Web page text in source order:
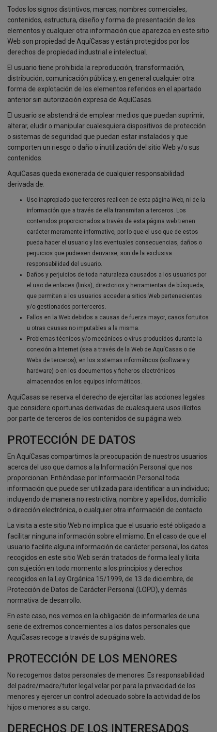
Todos los signos distintivos, marcas, nombres comerciales,
contenidos, estructura, diseño y forma de presentación de los
elementos y cualquier otra información que aparezca en este sitio
Web son propiedad de AquíCasas y están protegidos por los
derechos de propiedad industrial e intelectual.
El usuario tiene prohibida la reproducción, transformación,
distribución, comunicación pública y, en general cualquier otra
forma de explotación de los elementos referidos en el apartado
anterior sin autorización expresa de AquíCasas.
El usuario se abstendrá de emplear medios que puedan suprimir,
alterar, eludir o manipular cualesquiera dispositivos de protección
o sistemas de seguridad que puedan estar instalados y que
comporten un riesgo o daño o inutilización del sitio Web y/o sus
contenidos.
AquíCasas queda exonerada de cualquier responsabilidad
derivada de:
Uso inapropiado que terceros realicen de esta página Web, ni de la
información que a través de ella transmitan a terceros. Los
contenidos proporcionados a través de esta página web tienen
carácter meramente informativo, por lo que el uso que de estos
pueda hacer el usuario y las eventuales consecuencias, daños o
perjuicios que pudiesen derivarse, son de la exclusiva
responsabilidad del usuario.
Daños y perjuicios de toda naturaleza causados a los usuarios por
el uso de enlaces (links), directorios y herramientas de búsqueda,
que permiten a los usuarios acceder a sitios Web pertenecientes
y/o gestionados por terceros.
Fallos en la Web debidos a causas de fuerza mayor, casos fortuitos
u otras causas no imputables a la misma.
Problemas técnicos y/o mecánicos o virus producidos durante la
conexión a Internet (sea a través de la Web de AquíCasas o de
Webs de terceros), en los sistemas informáticos (software y
hardware) o en los documentos y ficheros electrónicos
almacenados en los equipos informáticos.
AquíCasas se reserva el derecho de ejercitar las acciones legales
que considere oportunas derivadas de cualesquiera usos ilícitos
por parte de terceros de los contenidos de su página web.
PROTECCIÓN DE DATOS
En AquíCasas compartimos la preocupación de nuestros usuarios
acerca del uso que damos a la Información Personal que nos
proporcionan. Entiéndase por Información Personal toda
información que puede ser utilizada para identificar a un individuo;
incluyendo de manera no restrictiva, nombre y apellidos, domicilio
o dirección electrónica, o cualquier otra información de contacto.
La visita a este sitio Web no implica que el usuario esté obligado a
facilitar ninguna información sobre el mismo. En el caso de que el
usuario facilite alguna información de carácter personal, los datos
recogidos en este sitio Web serán tratados de forma leal y lícita
con sujeción en todo momento a los principios y derechos
recogidos en la Ley Orgánica 15/1999, de 13 de diciembre, de
Protección de Datos de Carácter Personal (LOPD), y demás
normativa de desarrollo.
En este caso, nos vemos en la obligación de informarles de una
serie de extremos concernientes a los datos personales que
AquíCasas recoge a través de su página web.
PROTECCIÓN DE LOS MENORES
No recogemos datos personales de menores. Es responsabilidad
del padre/madre/tutor legal velar por para la privacidad de los
menores y ejercer un control adecuado sobre la actividad de los
hijos o menores a su cargo.
DERECHOS DE LOS INTERESADOS